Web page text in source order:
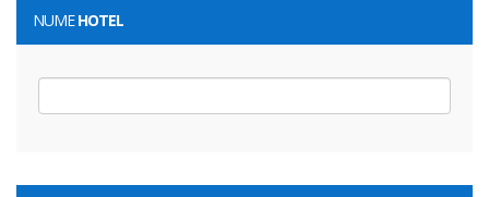
NUMEHOTEL